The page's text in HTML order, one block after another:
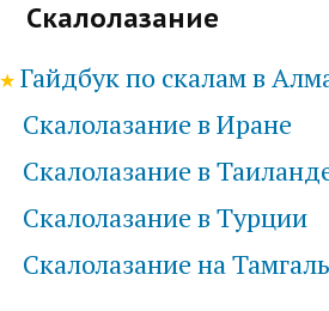
Скалолазание
Гайдбук по скалам в
Скалолазание в Иране
Скалолазание в
Скалолазание в Турции
Скалолазание на